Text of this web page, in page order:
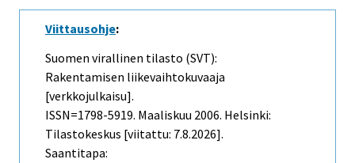
Viittausohje:
Suomen virallinen tilasto (SVT):
Rakentamisen liikevaihtokuvaaja
[verkkojulkaisu].
ISSN=1798-5919. Maaliskuu 2006. Helsinki:
Tilastokeskus [viitattu: 7.8.2026].
Saantitapa: